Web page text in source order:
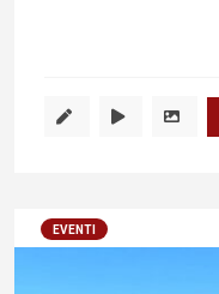
EVENTI